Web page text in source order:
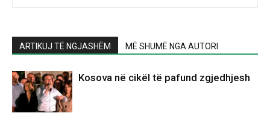
ARTIKUJ TË NGJASHËM MË SHUMË NGA AUTORI
Kosova në cikël të pafund zgjedhjesh